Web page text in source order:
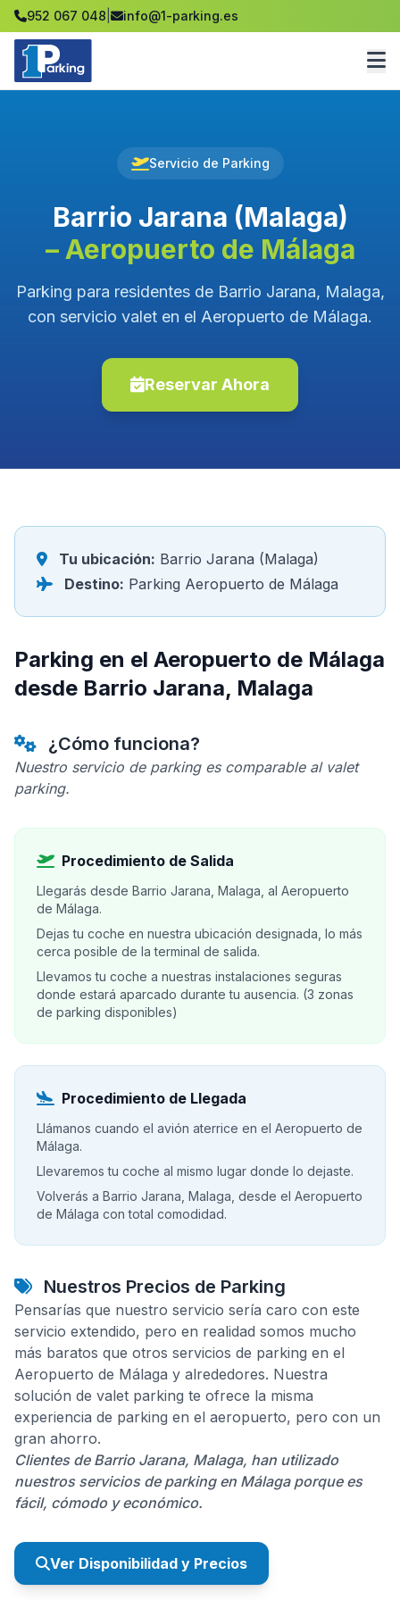
952 067 048 info@1-parking.es
Servicio de Parking
Barrio Jarana (Malaga)
– Aeropuerto de Málaga
Parking para residentes de Barrio Jarana, Malaga,
con servicio valet en el Aeropuerto de Málaga.
Reservar Ahora
Tu ubicación: Barrio Jarana (Malaga)
Destino: Parking Aeropuerto de Málaga
Parking en el Aeropuerto de Málaga
desde Barrio Jarana, Malaga
¿Cómo funciona?
Nuestro servicio de parking es comparable al valet
parking.
Procedimiento de Salida
Llegarás desde Barrio Jarana, Malaga, al Aeropuerto
de Málaga.
Dejas tu coche en nuestra ubicación designada, lo más
cerca posible de la terminal de salida.
Llevamos tu coche a nuestras instalaciones seguras
donde estará aparcado durante tu ausencia. (3 zonas
de parking disponibles)
Procedimiento de Llegada
Llámanos cuando el avión aterrice en el Aeropuerto de
Málaga.
Llevaremos tu coche al mismo lugar donde lo dejaste.
Volverás a Barrio Jarana, Malaga, desde el Aeropuerto
de Málaga con total comodidad.
Nuestros Precios de Parking
Pensarías que nuestro servicio sería caro con este
servicio extendido, pero en realidad somos mucho
más baratos que otros servicios de parking en el
Aeropuerto de Málaga y alrededores. Nuestra
solución de valet parking te ofrece la misma
experiencia de parking en el aeropuerto, pero con un
gran ahorro.
Clientes de Barrio Jarana, Malaga, han utilizado
nuestros servicios de parking en Málaga porque es
fácil, cómodo y económico.
Ver Disponibilidad y Precios